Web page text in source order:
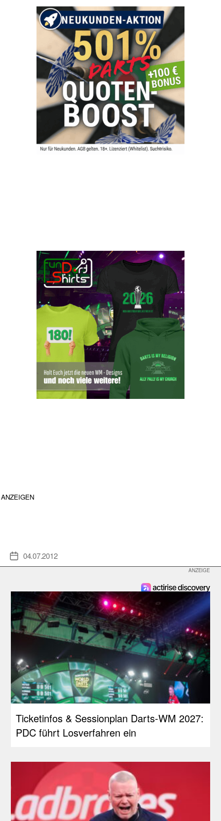
ANZEIGEN
Veröffentlichungsdatum
04.07.2012
Ticketinfos & Sessionplan Darts-WM 2027:
PDC führt Losverfahren ein